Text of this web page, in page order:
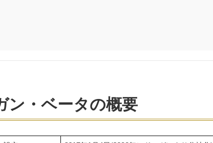
ン・ベータの概要